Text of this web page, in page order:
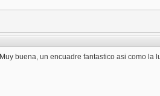
Muy buena, un encuadre fantastico asi como la